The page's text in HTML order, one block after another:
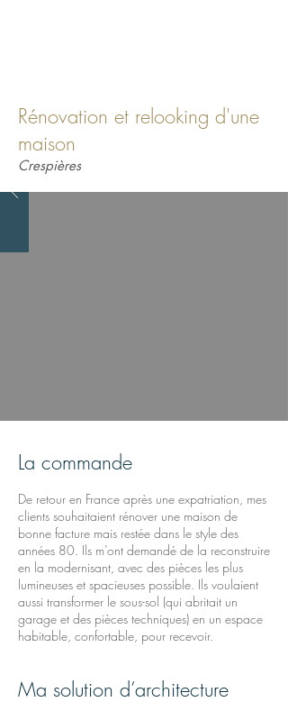
Rénovation et relooking d'une
maison
Crespières
La commande
De retour en France après une expatriation, mes
clients souhaitaient rénover une maison de
bonne facture mais restée dans le style des
années 80. Ils m’ont demandé de la reconstruire
en la modernisant, avec des pièces les plus
lumineuses et spacieuses possible. Ils voulaient
aussi transformer le sous-sol (qui abritait un
garage et des pièces techniques) en un espace
habitable, confortable, pour recevoir.
Ma solution d’architecture